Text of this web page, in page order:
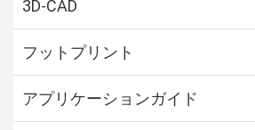
3D-CAD
フットプリント
アプリケーションガイド